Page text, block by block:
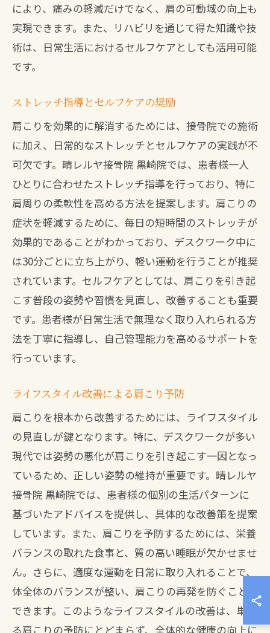
により、痛みの軽減だけでなく、肩の可動域の向上も
実現できます。また、リハビリを通じて得た知識や技
術は、日常生活におけるセルフケアとしても活用可能
です。
ストレッチ指導とセルフケアの奨励
肩こりを効果的に解消するためには、接骨院での施術
に加え、日常的なストレッチとセルフケアの実践が不
可欠です。晴レルヤ接骨院 黒崎院では、患者様一人
ひとりに合わせたストレッチ指導を行っており、特に
肩周りの柔軟性を高める方法を提案します。肩こりの
症状を軽減するために、毎日の短時間のストレッチが
効果的であることがわかっており、デスクワーク中に
は30分ごとに立ち上がり、軽い運動を行うことが推奨
されています。セルフケアとしては、肩こりを引き起
こす普段の姿勢や習慣を見直し、改善することも重要
です。患者様が日常生活で無理なく取り入れられる方
法を丁寧に指導し、自己管理能力を高めるサポートを
行っています。
ライフスタイル改善による肩こり予防
肩こりを根本から改善するためには、ライフスタイル
の見直しが鍵となります。特に、デスクワークが多い
現代では姿勢の悪化が肩こりを引き起こす一因となっ
ているため、正しい姿勢の維持が重要です。晴レルヤ
接骨院 黒崎院では、患者様の個別の生活パターンに
基づいたアドバイスを提供し、具体的な改善策を提案
しています。また、肩こりを予防するためには、栄養
バランスの取れた食事と、質の高い睡眠が欠かせませ
ん。さらに、適度な運動を日常に取り入れることで、
体全体のバランスが整い、肩こりの再発を防ぐことが
できます。このようなライフスタイルの改善は、単な
る肩こりの予防にとどまらず、全体的な健康の向上に